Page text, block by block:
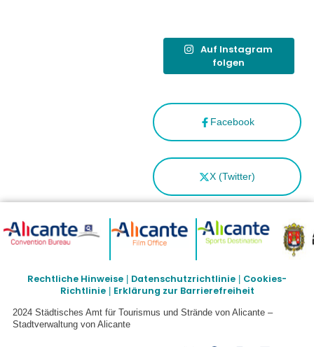
Facebook
X (Twitter)
Auf Instagram
folgen
Rechtliche Hinweise Datenschutzrichtlinie
Cookies-
Richtlinie| Erklärung zur Barrierefreiheit
2024 Städtisches Amt für Tourismus und Strände von Alicante –
Stadtverwaltung von Alicante